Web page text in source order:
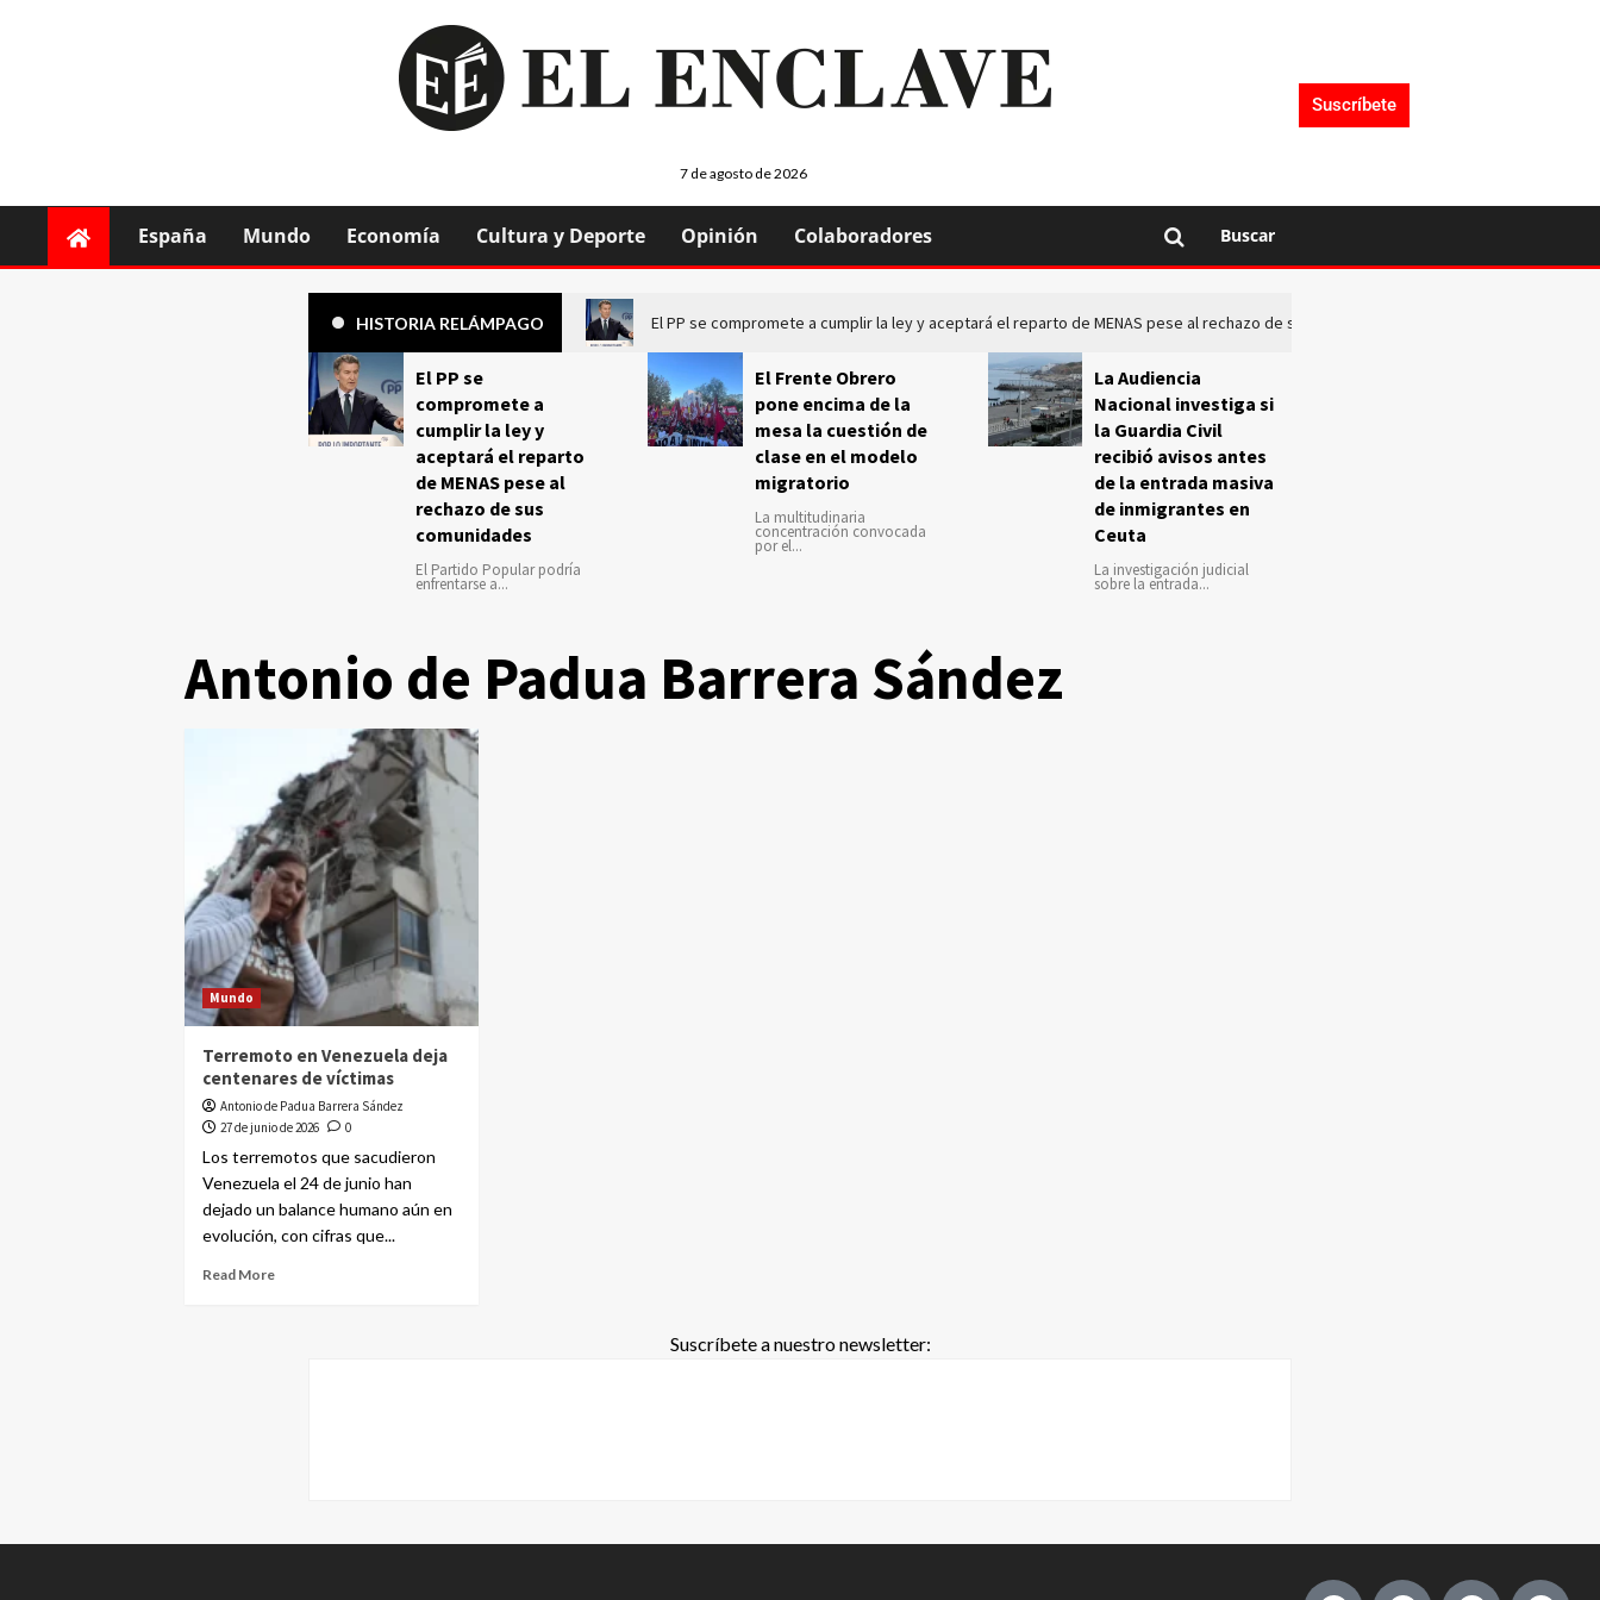
7 de agosto de 2026
Suscríbete
España Mundo Economía Cultura y Deporte Opinión Colaboradores Buscar
HISTORIA RELÁMPAGO El PP se compromete a cumplir la ley y aceptará el reparto de MENAS pese al rechazo de sus comunidades
El PP se
compromete a
cumplir la ley y
aceptará el reparto
de MENAS pese al
rechazo de sus
comunidades
El Partido Popular podría
enfrentarse a...
El Frente Obrero
pone encima de la
mesa la cuestión de
clase en el modelo
migratorio
La multitudinaria
concentración convocada
por el...
La Audiencia
Nacional investiga si
la Guardia Civil
recibió avisos antes
de la entrada masiva
de inmigrantes en
Ceuta
La investigación judicial
sobre la entrada...
Antonio de Padua Barrera Sández
Mundo
Terremoto en Venezuela deja
centenares de víctimas
Antonio de Padua Barrera Sández
27 de junio de 2026
0
Los terremotos que sacudieron
Venezuela el 24 de junio han
dejado un balance humano aún en
evolución, con cifras que...
Read More
Suscríbete a nuestro newsletter: